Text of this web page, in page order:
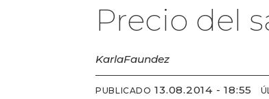
Precio del
KarlaFaundez
PUBLICADO 13.08.2014 - 18:55